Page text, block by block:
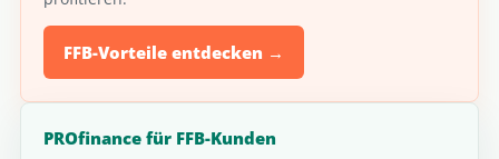
FFB-Vorteile entdecken →
PROfinance für FFB-Kunden